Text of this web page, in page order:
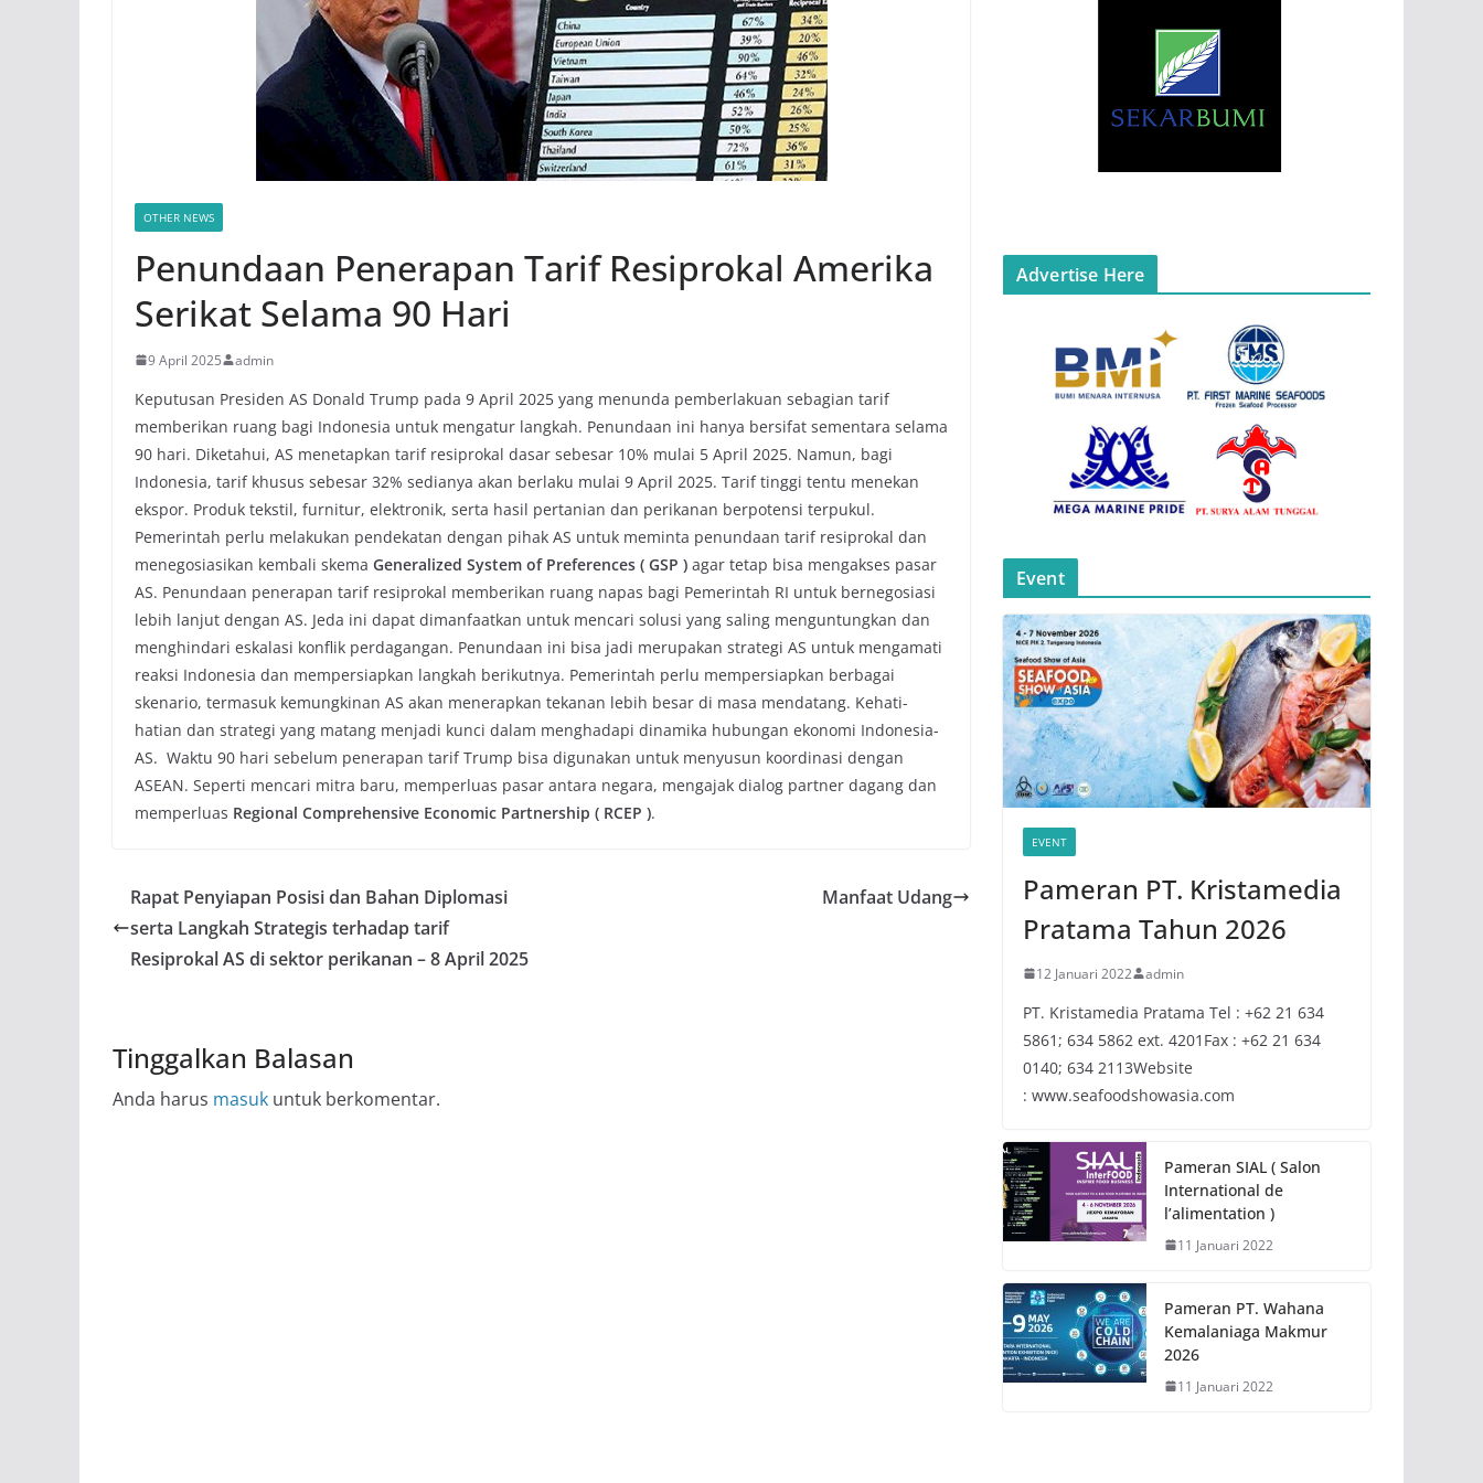
OTHER NEWS
Penundaan Penerapan Tarif Resiprokal Amerika
Serikat Selama 90 Hari
9 April 2025 admin
Keputusan Presiden AS Donald Trump pada 9 April 2025 yang menunda pemberlakuan sebagian tarif
memberikan ruang bagi Indonesia untuk mengatur langkah. Penundaan ini hanya bersifat sementara selama
90 hari. Diketahui, AS menetapkan tarif resiprokal dasar sebesar 10% mulai 5 April 2025. Namun, bagi
Indonesia, tarif khusus sebesar 32% sedianya akan berlaku mulai 9 April 2025. Tarif tinggi tentu menekan
ekspor. Produk tekstil, furnitur, elektronik, serta hasil pertanian dan perikanan berpotensi terpukul.
Pemerintah perlu melakukan pendekatan dengan pihak AS untuk meminta penundaan tarif resiprokal dan
menegosiasikan kembali skema Generalized System of Preferences ( GSP ) agar tetap bisa mengakses pasar
AS. Penundaan penerapan tarif resiprokal memberikan ruang napas bagi Pemerintah RI untuk bernegosiasi
lebih lanjut dengan AS. Jeda ini dapat dimanfaatkan untuk mencari solusi yang saling menguntungkan dan
menghindari eskalasi konflik perdagangan. Penundaan ini bisa jadi merupakan strategi AS untuk mengamati
reaksi Indonesia dan mempersiapkan langkah berikutnya. Pemerintah perlu mempersiapkan berbagai
skenario, termasuk kemungkinan AS akan menerapkan tekanan lebih besar di masa mendatang. Kehati-
hatian dan strategi yang matang menjadi kunci dalam menghadapi dinamika hubungan ekonomi Indonesia-
AS. Waktu 90 hari sebelum penerapan tarif Trump bisa digunakan untuk menyusun koordinasi dengan
ASEAN. Seperti mencari mitra baru, memperluas pasar antara negara, mengajak dialog partner dagang dan
memperluas Regional Comprehensive Economic Partnership ( RCEP ).
Rapat Penyiapan Posisi dan Bahan Diplomasi
serta Langkah Strategis terhadap tarif
Resiprokal AS di sektor perikanan – 8 April 2025
Manfaat Udang
Tinggalkan Balasan
Anda harus masuk untuk berkomentar.
Advertise Here
Event
EVENT
Pameran PT. Kristamedia
Pratama Tahun 2026
12 Januari 2022 admin
PT. Kristamedia Pratama Tel : +62 21 634
5861; 634 5862 ext. 4201Fax : +62 21 634
0140; 634 2113Website
: www.seafoodshowasia.com
Pameran SIAL ( Salon
International de
l’alimentation )
11 Januari 2022
Pameran PT. Wahana
Kemalaniaga Makmur
2026
11 Januari 2022